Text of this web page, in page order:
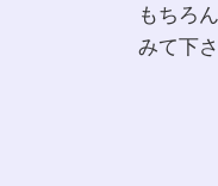
もちろ
みて下さ